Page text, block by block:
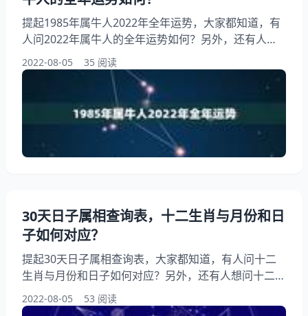
提起1985年属牛人2022年全年运势，大家都知道，有
人问2022年属牛人的全年运势如何？另外，还有人想
问属牛的人2022年运势？你知道这是怎么回事？其实
2022年生肖属牛的运势如何？下面就一起来看看年属
牛人的全年运势如何？希望能够帮助到大家！ 1985年
属牛人2022年全年运势 1、年属牛人的全年运势如
何？ 85年牛37岁后十年大运运程。 2、属牛的人年运
势？ 3、年生肖属牛的运势如何？
2022-08-05 35 阅读
30天日子属相查询表，十二生肖与月份和日
子如何对应？
提起30天日子属相查询表，大家都知道，有人问十二
生肖与月份和日子如何对应？另外，还有人想问十二生
肖日期属相表，你知道这是怎么回事？其实如何知道日
子的属相，下面就一起来看看十二生肖与月份和日子如
2022-08-05 53 阅读